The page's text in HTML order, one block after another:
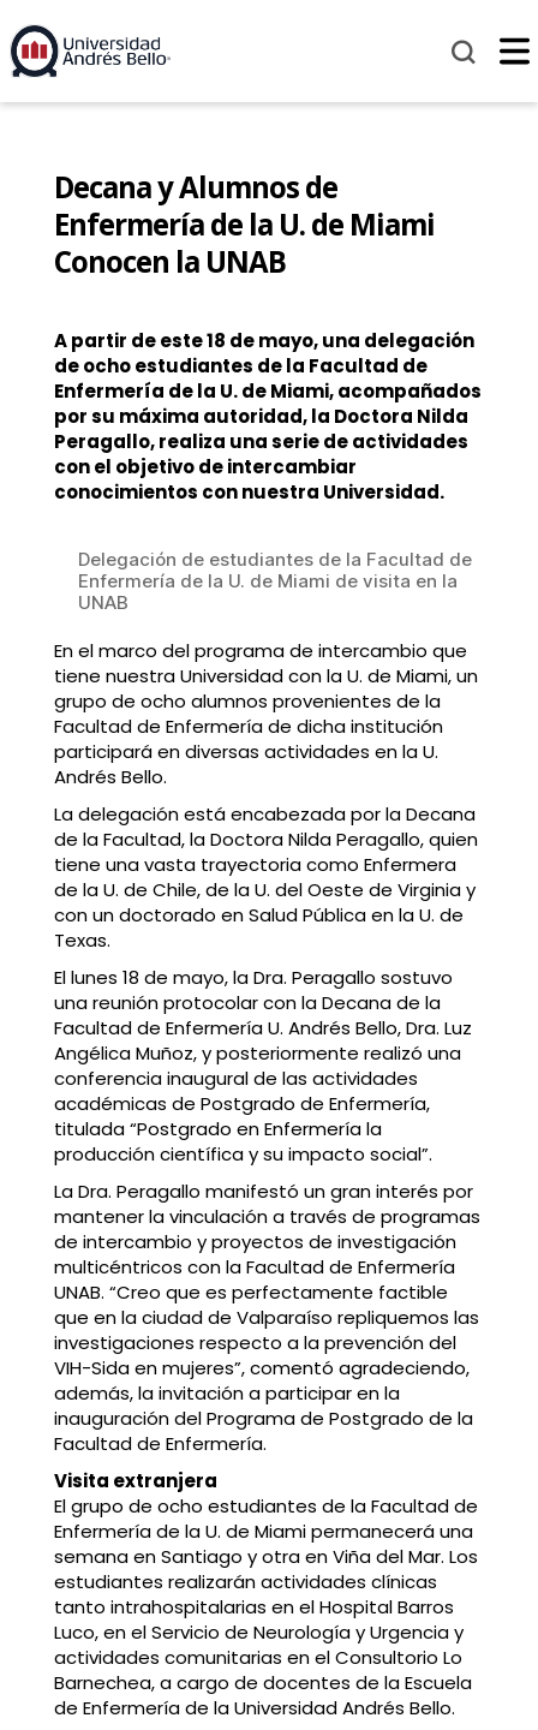
Decana y Alumnos de
Enfermería de la U. de Miami
Conocen la UNAB
A partir de este 18 de mayo, una delegación
de ocho estudiantes de la Facultad de
Enfermería de la U. de Miami, acompañados
por su máxima autoridad, la Doctora Nilda
Peragallo, realiza una serie de actividades
con el objetivo de intercambiar
conocimientos con nuestra Universidad.
Delegación de estudiantes de la Facultad de
Enfermería de la U. de Miami de visita en la
UNAB
En el marco del programa de intercambio que
tiene nuestra Universidad con la U. de Miami, un
grupo de ocho alumnos provenientes de la
Facultad de Enfermería de dicha institución
participará en diversas actividades en la U.
Andrés Bello.
La delegación está encabezada por la Decana
de la Facultad, la Doctora Nilda Peragallo, quien
tiene una vasta trayectoria como Enfermera
de la U. de Chile, de la U. del Oeste de Virginia y
con un doctorado en Salud Pública en la U. de
Texas.
El lunes 18 de mayo, la Dra. Peragallo sostuvo
una reunión protocolar con la Decana de la
Facultad de Enfermería U. Andrés Bello, Dra. Luz
Angélica Muñoz, y posteriormente realizó una
conferencia inaugural de las actividades
académicas de Postgrado de Enfermería,
titulada “Postgrado en Enfermería la
producción científica y su impacto social”.
La Dra. Peragallo manifestó un gran interés por
mantener la vinculación a través de programas
de intercambio y proyectos de investigación
multicéntricos con la Facultad de Enfermería
UNAB. “Creo que es perfectamente factible
que en la ciudad de Valparaíso repliquemos las
investigaciones respecto a la prevención del
VIH-Sida en mujeres”, comentó agradeciendo,
además, la invitación a participar en la
inauguración del Programa de Postgrado de la
Facultad de Enfermería.
Visita extranjera
El grupo de ocho estudiantes de la Facultad de
Enfermería de la U. de Miami permanecerá una
semana en Santiago y otra en Viña del Mar. Los
estudiantes realizarán actividades clínicas
tanto intrahospitalarias en el Hospital Barros
Luco, en el Servicio de Neurología y Urgencia y
actividades comunitarias en el Consultorio Lo
Barnechea, a cargo de docentes de la Escuela
de Enfermería de la Universidad Andrés Bello.